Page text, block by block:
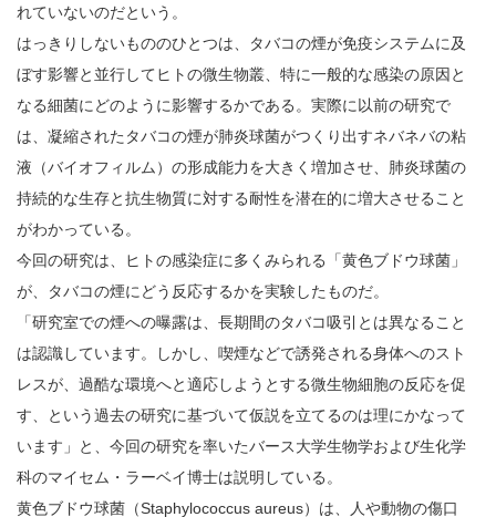
れていないのだという。
はっきりしないもののひとつは、タバコの煙が免疫システムに及
ぼす影響と並行してヒトの微生物叢、特に一般的な感染の原因と
なる細菌にどのように影響するかである。実際に以前の研究で
は、凝縮されたタバコの煙が肺炎球菌がつくり出すネバネバの粘
液（バイオフィルム）の形成能力を大きく増加させ、肺炎球菌の
持続的な生存と抗生物質に対する耐性を潜在的に増大させること
がわかっている。
今回の研究は、ヒトの感染症に多くみられる「黄色ブドウ球菌」
が、タバコの煙にどう反応するかを実験したものだ。
「研究室での煙への曝露は、長期間のタバコ吸引とは異なること
は認識しています。しかし、喫煙などで誘発される身体へのスト
レスが、過酷な環境へと適応しようとする微生物細胞の反応を促
す、という過去の研究に基づいて仮説を立てるのは理にかなって
います」と、今回の研究を率いたバース大学生物学および生化学
科のマイセム・ラーベイ博士は説明している。
黄色ブドウ球菌（Staphylococcus aureus）は、人や動物の傷口